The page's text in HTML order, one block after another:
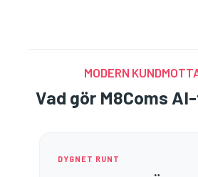
MODERN
Vad gör M8Coms
DYGNET RUNT